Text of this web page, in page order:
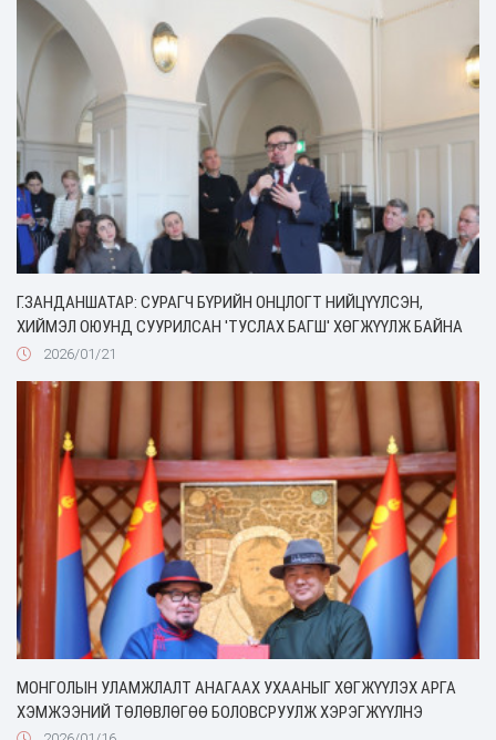
Г.ЗАНДАНШАТАР: СУРАГЧ БҮРИЙН ОНЦЛОГТ НИЙЦҮҮЛСЭН,
ХИЙМЭЛ ОЮУНД СУУРИЛСАН 'ТУСЛАХ БАГШ' ХӨГЖҮҮЛЖ БАЙНА
2026/01/21
МОНГОЛЫН УЛАМЖЛАЛТ АНАГААХ УХААНЫГ ХӨГЖҮҮЛЭХ АРГА
ХЭМЖЭЭНИЙ ТӨЛӨВЛӨГӨӨ БОЛОВСРУУЛЖ ХЭРЭГЖҮҮЛНЭ